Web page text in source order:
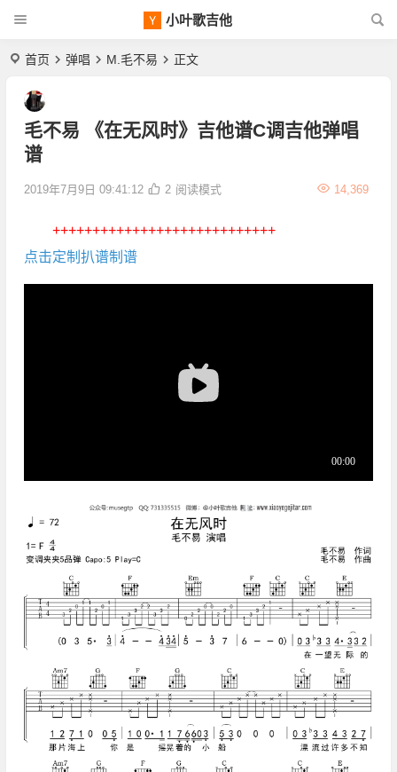
小叶歌吉他
首页 弹唱 M.毛不易 正文
毛不易 《在无风时》吉他谱C调吉他弹唱
谱
2019年7月9日 09:41:12 14,369
2 阅读模式
++++++++++++++++++++++++++++
点击定制扒谱制谱